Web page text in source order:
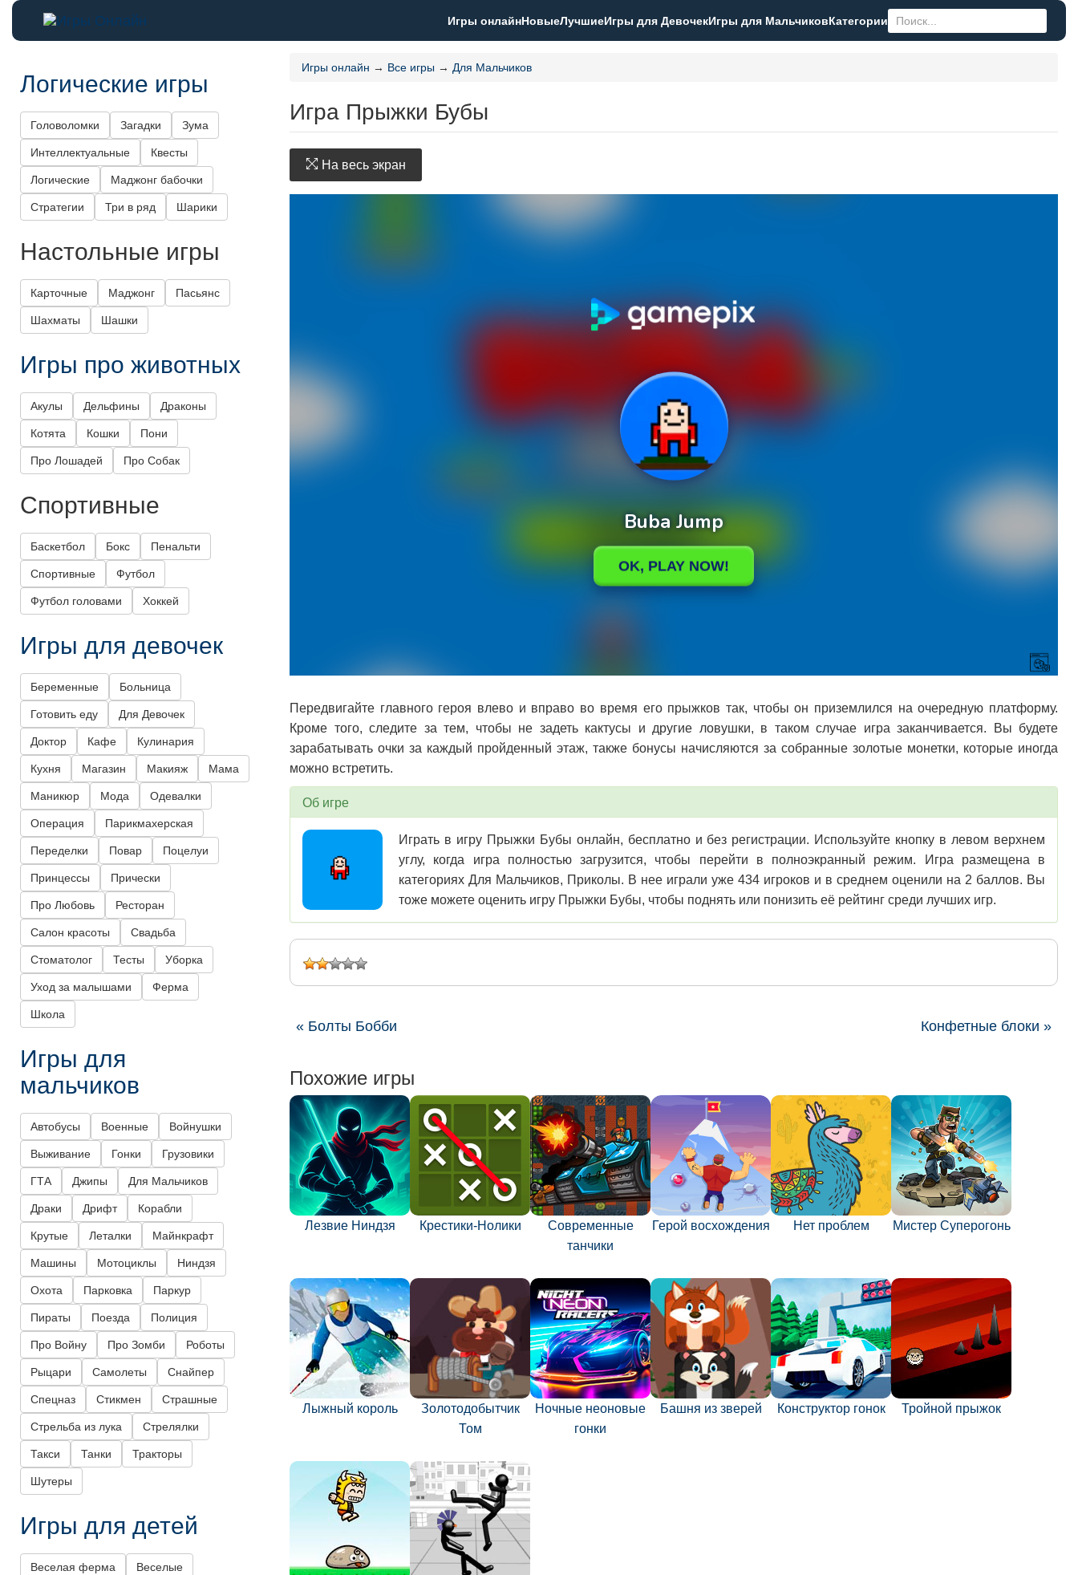
Игры онлайнНовыеЛучшиеИгры для ДевочекИгры для МальчиковКатегории
Игры онлайн → Все игры → Для Мальчиков
Игра Прыжки Бубы
На весь экран
Передвигайте главного героя влево и вправо во время его прыжков так, чтобы он приземлился на очередную платформу.
Кроме того, следите за тем, чтобы не задеть кактусы и другие ловушки, в таком случае игра заканчивается. Вы будете
зарабатывать очки за каждый пройденный этаж, также бонусы начисляются за собранные золотые монетки, которые иногда
можно встретить.
Об игре
Играть в игру Прыжки Бубы онлайн, бесплатно и без регистрации. Используйте кнопку в левом верхнем
углу, когда игра полностью загрузится, чтобы перейти в полноэкранный режим. Игра размещена в
категориях Для Мальчиков, Приколы. В нее играли уже 434 игроков и в среднем оценили на 2 баллов. Вы
тоже можете оценить игру Прыжки Бубы, чтобы поднять или понизить её рейтинг среди лучших игр.
« Болты Бобби Конфетные блоки »
Похожие игры
Лезвие Ниндзя Крестики-Нолики
Современные
танчики
Герой восхождения Нет проблем Мистер Суперогонь
Лыжный король
Золотодобытчик
Том
Ночные неоновые
гонки
Башня из зверей Конструктор гонок Тройной прыжок
Логические игры
Головоломки Загадки Зума
Интеллектуальные Квесты
Логические Маджонг бабочки
Стратегии Три в ряд Шарики
Настольные игры
Карточные Маджонг Пасьянс
Шахматы Шашки
Игры про животных
Акулы Дельфины Драконы
Котята Кошки Пони
Про Лошадей Про Собак
Спортивные
Баскетбол Бокс Пенальти
Спортивные Футбол
Футбол головами Хоккей
Игры для девочек
Беременные Больница
Готовить еду Для Девочек
Доктор Кафе Кулинария
Кухня Магазин Макияж Мама
Маникюр Мода Одевалки
Операция Парикмахерская
Переделки Повар Поцелуи
Принцессы Прически
Про Любовь Ресторан
Салон красоты Свадьба
Стоматолог Тесты Уборка
Уход за малышами Ферма
Школа
Игры для
мальчиков
Автобусы Военные Войнушки
Выживание Гонки Грузовики
ГТА Джипы Для Мальчиков
Драки Дрифт Корабли
Крутые Леталки Майнкрафт
Машины Мотоциклы Ниндзя
Охота Парковка Паркур
Пираты Поезда Полиция
Про Войну Про Зомби Роботы
Рыцари Самолеты Снайпер
Спецназ Стикмен Страшные
Стрельба из лука Стрелялки
Такси Танки Тракторы
Шутеры
Игры для детей
Веселая ферма Веселые